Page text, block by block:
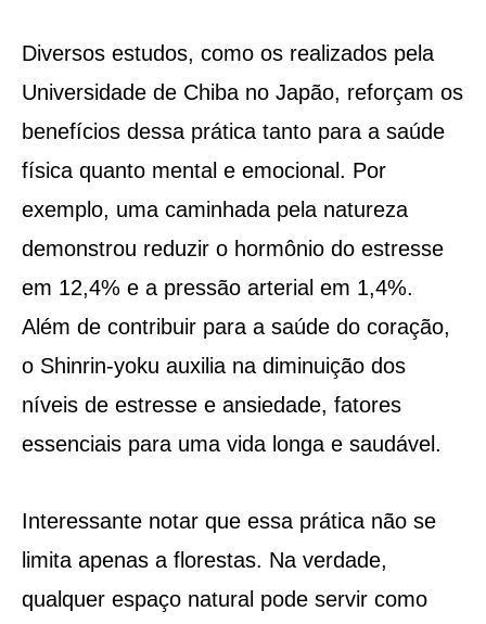
Diversos estudos, como os realizados pela
Universidade de Chiba no Japão, reforçam os
benefícios dessa prática tanto para a saúde
física quanto mental e emocional. Por
exemplo, uma caminhada pela natureza
demonstrou reduzir o hormônio do estresse
em 12,4% e a pressão arterial em 1,4%.
Além de contribuir para a saúde do coração,
o Shinrin-yoku auxilia na diminuição dos
níveis de estresse e ansiedade, fatores
essenciais para uma vida longa e saudável.
Interessante notar que essa prática não se
limita apenas a florestas. Na verdade,
qualquer espaço natural pode servir como